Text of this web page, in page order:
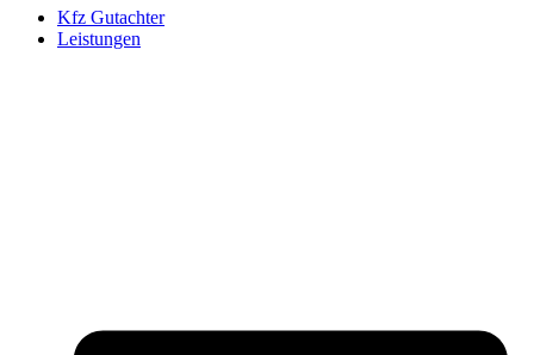
Kfz Gutachter
Leistungen